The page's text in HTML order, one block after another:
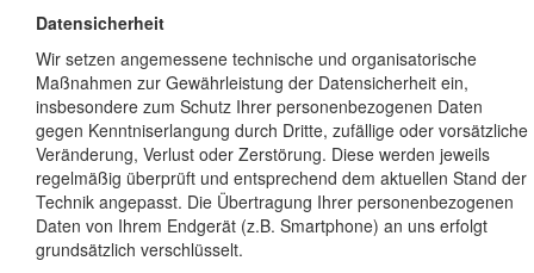
Datensicherheit
Wir setzen angemessene technische und organisatorische
Maßnahmen zur Gewährleistung der Datensicherheit ein,
insbesondere zum Schutz Ihrer personenbezogenen Daten
gegen Kenntniserlangung durch Dritte, zufällige oder vorsätzliche
Veränderung, Verlust oder Zerstörung. Diese werden jeweils
regelmäßig überprüft und entsprechend dem aktuellen Stand der
Technik angepasst. Die Übertragung Ihrer personenbezogenen
Daten von Ihrem Endgerät (z.B. Smartphone) an uns erfolgt
grundsätzlich verschlüsselt.